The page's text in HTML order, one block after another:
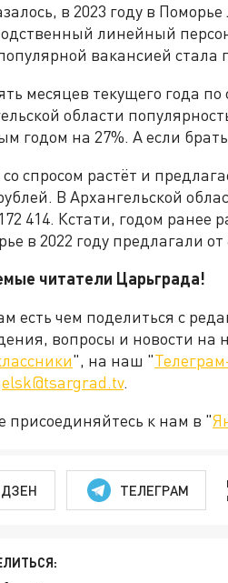
в 2023 году в
линейный
вакансией
месяцев текущего года
области
годом на 27%. А если
со спросом растёт и
В Архангельской
414. Кстати, годом
в 2022 году предлагали от
читатели Царьграда!
есть чем поделиться с
вопросы и новости на
", на наш "
.
присоединяйтесь к нам в "
ДЗЕН ТЕЛЕГРАМ